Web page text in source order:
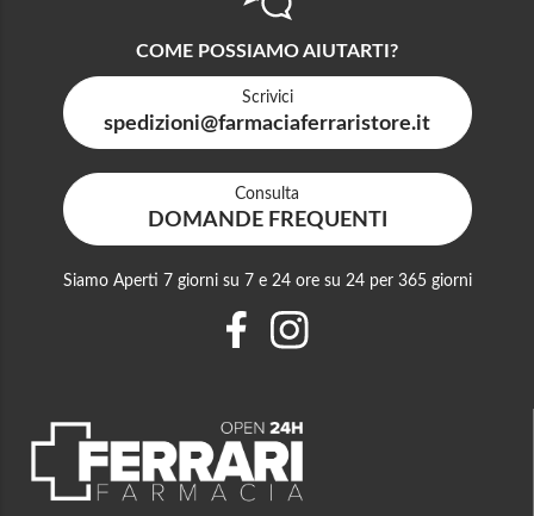
COME POSSIAMO AIUTARTI?
Scrivici
spedizioni@farmaciaferraristore.it
Consulta
DOMANDE FREQUENTI
Siamo Aperti 7 giorni su 7 e 24 ore su 24 per 365 giorni